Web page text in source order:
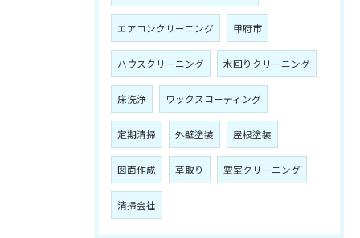
エアコンクリーニング 甲府市
ハウスクリーニング 水回りクリーニング
床洗浄 ワックスコーティング
定期清掃 外壁塗装 屋根塗装
図面作成 草取り 空室クリーニング
清掃会社